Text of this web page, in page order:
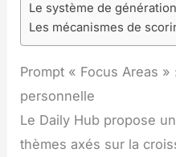
Le système de
Les mécanismes de
Prompt « Focus Areas
personnelle
Le Daily Hub propose
thèmes axés sur la